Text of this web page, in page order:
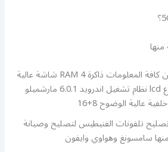
القدرة العالية في تخزين كافة المعلومات ذاكرة RAM 4 شاشة عالية
الدقة5.3 بوصة من نوع lcd نظام تشغيل اندرويد 6.0.1 مارشميلو
عالية الوضوح 8+16
تلفونات الفنيطيس لتصليح وصيانة
منها سامسونغ وهواوي وايفون